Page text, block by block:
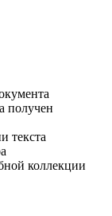
получен
текста
коллекции